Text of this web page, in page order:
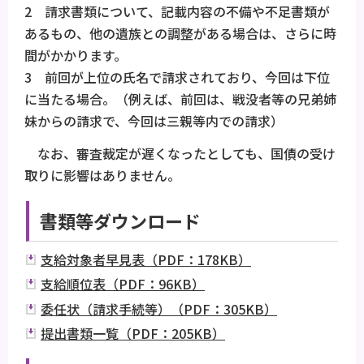
2 請求書類について、記載内容の不備や不足書類が
あるもの、他の遺族との調整がある場合は、さらに時
間がかかります。
3 前回が上位の氏名で請求されており、今回は下位
に当たる場合。（例えば、前回は、戦没者等の兄弟姉
妹からの請求で、今回は三親等内での請求）
なお、審査裁定が遅くなったとしても、国債の受け
取りに影響はありません。
書類等ダウンロード
支給対象者早見表（PDF：178KB）
支給順位表（PDF：96KB）
委任状（請求手続等）（PDF：305KB）
提出書類一覧（PDF：205KB）